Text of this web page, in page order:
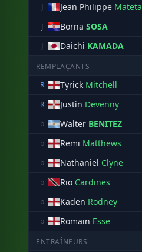
J Jean Philippe Mateta
J
Borna SOSA
J
Daichi KAMADA
REMPLAÇANTS
R
Tyrick Mitchell
R
Justin Devenny
b
Walter BENITEZ
b Remi Matthews
b Nathaniel Clyne
b Rio Cardines
b Kaden Rodney
b Romain Esse
ENTRAÎNEURS